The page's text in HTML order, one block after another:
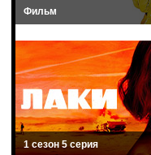
Фильм
1 сезон 5 серия